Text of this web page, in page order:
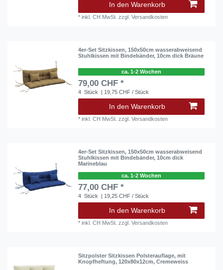
In den Warenkorb
*inkl. CH MwSt. zzgl.Versandkosten
4er-Set Sitzkissen, 150x50cm wasserabweisend
Stuhlkissen mit Bindebänder, 10cm dick Bräune
ca. 1-2 Wochen
79,00 CHF *
4 Stück | 19,75 CHF / Stück
In den Warenkorb
*inkl. CH MwSt. zzgl.Versandkosten
4er-Set Sitzkissen, 150x50cm wasserabweisend
Stuhlkissen mit Bindebänder, 10cm dick
Marineblau
ca. 1-2 Wochen
77,00 CHF *
4 Stück | 19,25 CHF / Stück
In den Warenkorb
*inkl. CH MwSt. zzgl.Versandkosten
Sitzpolster Sitzkissen Polsterauflage, mit
Knopfheftung, 120x80x12cm, Cremeweiss